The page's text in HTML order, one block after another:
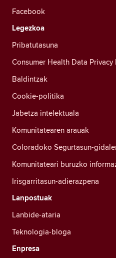
Facebook
Legezkoa
Pribatutasuna
Consumer Health Data Privacy
Baldintzak
Cookie-politika
Jabetza intelektuala
Komunitatearen arauak
Coloradoko Segurtasun-
Komunitateari buruzko
Irisgarritasun-adierazpena
Lanpostuak
Lanbide-ataria
Teknologia-bloga
Enpresa